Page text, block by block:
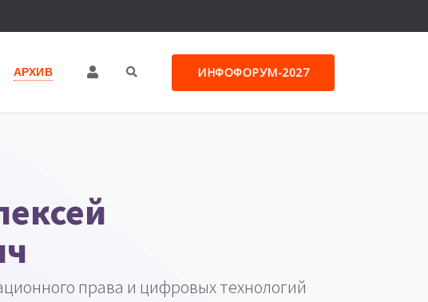
АРХИВ ИНФОФОРУМ-2027
права и цифровых технологий